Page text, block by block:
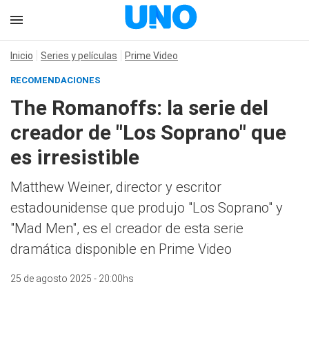
Inicio Series y películas Prime Video
RECOMENDACIONES
The Romanoffs: la serie del
creador de "Los Soprano" que
es irresistible
Matthew Weiner, director y escritor
estadounidense que produjo "Los Soprano" y
"Mad Men", es el creador de esta serie
dramática disponible en Prime Video
25 de agosto 2025 - 20:00hs